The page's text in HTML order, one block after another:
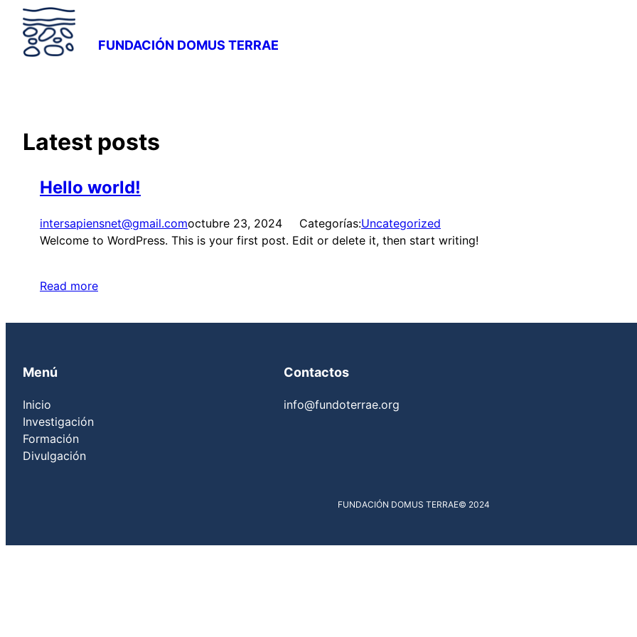
Saltar
contenido
FUNDACIÓN DOMUS TERRAE
Latest posts
Hello world!
intersapiensnet@gmail.comoctubre 23, 2024 Categorías:Uncategorized
Welcome to WordPress. This is your first post. Edit or delete it, then start writing!
Read more
Menú
Inicio
Investigación
Formación
Divulgación
Contactos
info@fundoterrae.org
FUNDACIÓN DOMUS TERRAE© 2024